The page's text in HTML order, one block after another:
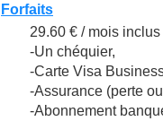
Forfaits
29.60 € / mois
-Un chéquier,
-Carte Visa
-Assurance (perte
-Abonnement